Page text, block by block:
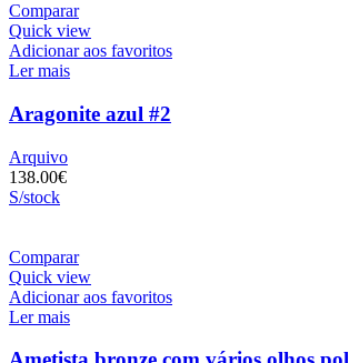
Comparar
Quick view
Adicionar aos favoritos
Ler mais
Aragonite azul #2
Arquivo
138.00€
S/stock
Comparar
Quick view
Adicionar aos favoritos
Ler mais